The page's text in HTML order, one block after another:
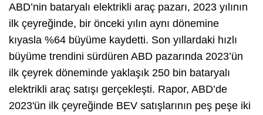
ABD’nin bataryalı elektrikli araç pazarı, 2023 yılının
ilk çeyreğinde, bir önceki yılın aynı dönemine
kıyasla %64 büyüme kaydetti. Son yıllardaki hızlı
büyüme trendini sürdüren ABD pazarında 2023’ün
ilk çeyrek döneminde yaklaşık 250 bin bataryalı
elektrikli araç satışı gerçekleşti. Rapor, ABD’de
2023'ün ilk çeyreğinde BEV satışlarının peş peşe iki